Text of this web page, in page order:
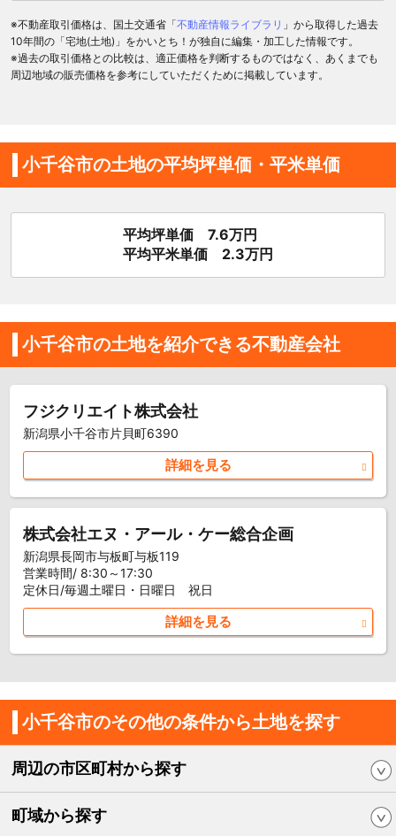
※不動産取引価格は、国土交通省「不動産情報ライブラリ 」から取得した過去
10年間の「宅地(土地)」をかいとち！が独自に編集・加工した情報です。
※過去の取引価格との比較は、適正価格を判断するものではなく、あくまでも
周辺地域の販売価格を参考にしていただくために掲載しています。
小千谷市の土地の平均坪単価・平米単価
平均坪単価 7.6万円
平均平米単価 2.3万円
小千谷市の土地を紹介できる不動産会社
フジクリエイト株式会社
新潟県小千谷市片貝町6390
詳細を見る
株式会社エヌ・アール・ケー総合企画
新潟県長岡市与板町与板119
営業時間/ 8:30～17:30
定休日/毎週土曜日・日曜日 祝日
詳細を見る
小千谷市のその他の条件から土地を探す
周辺の市区町村から探す
町域から探す